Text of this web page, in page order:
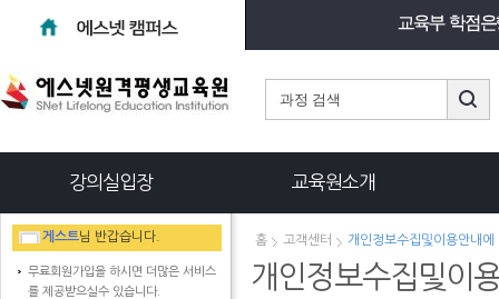
강의실입장 교육원소개
게스트님 반갑습니다.
무료회원가입을 하시면 더많은 서비스
를 제공받으실수 있습니다.
홈 고객센터 개인정보수집및이용안내에
개인정보수집및이